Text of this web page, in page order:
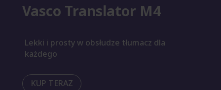
Vasco Translator M4
Lekki i prosty w obsłudze tłumacz dla
każdego
KUP TERAZ